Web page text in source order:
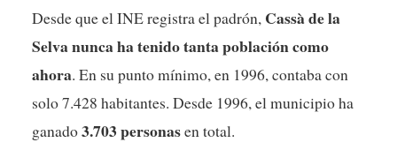
Desde que el INE registra el padrón, Cassà de la
Selva nunca ha tenido tanta población como
ahora. En su punto mínimo, en 1996, contaba con
solo 7.428 habitantes. Desde 1996, el municipio ha
ganado3.703 personasen total.